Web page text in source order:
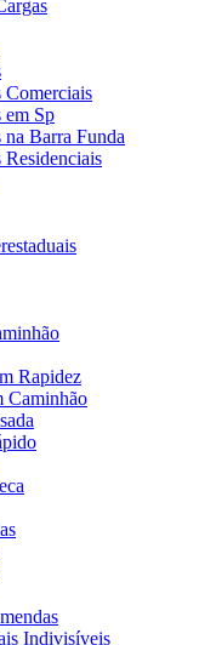
Comerciais
em Sp
na Barra Funda
Residenciais
Rapidez
Caminhão
Indivisíveis